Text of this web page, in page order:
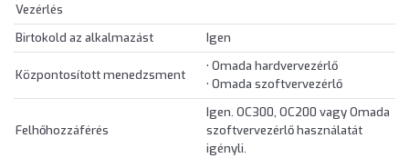
Vezérlés
Birtokold az alkalmazást
Igen
Központosított menedzsment
• Omada hardvervezérlő
• Omada szoftvervezérlő
Felhőhozzáférés
Igen. OC300, OC200 vagy Omada
szoftvervezérlő használatát
igényli.